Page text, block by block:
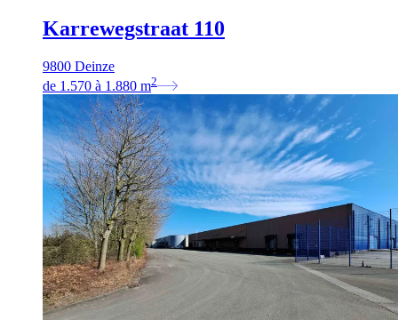
Karrewegstraat 110
9800 Deinze
de 1.570 à 1.880 m2